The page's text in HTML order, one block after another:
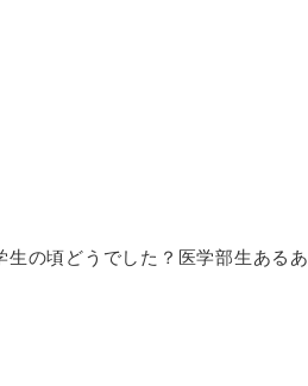
の頃どうでした？医学部生あるあ